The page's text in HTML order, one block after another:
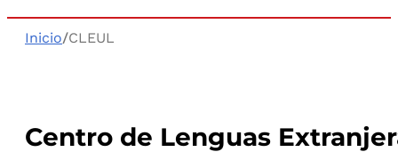
Inicio/CLEUL
Centro de Lenguas